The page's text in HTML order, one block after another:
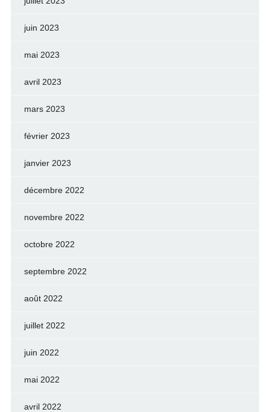
juin 2023
mai 2023
avril 2023
mars 2023
février 2023
janvier 2023
décembre 2022
novembre 2022
octobre 2022
septembre 2022
août 2022
juillet 2022
juin 2022
mai 2022
avril 2022